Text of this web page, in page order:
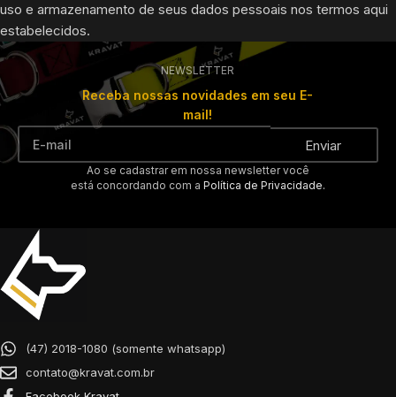
uso e armazenamento de seus dados pessoais nos termos aqui
estabelecidos.
NEWSLETTER
Receba nossas novidades em seu E-
mail!
Enviar
Ao se cadastrar em nossa newsletter você
está concordando com a Política de Privacidade.
(47) 2018-1080 (somente whatsapp)
contato@kravat.com.br